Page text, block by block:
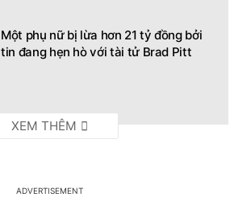
Một phụ nữ bị lừa hơn 21 tỷ đồng bởi
tin đang hẹn hò với tài tử Brad Pitt